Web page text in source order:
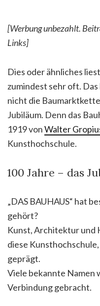
[Werbung unbezahlt.
Links]
Dies oder ähnliches
zumindest sehr oft.
nicht die
Jubiläum. Denn das
1919 vonWalter
Kunsthochschule.
100 Jahre – das
„DAS BAUHAUS“ hat
gehört?
Kunst, Architektur und
diese
geprägt.
Viele bekannte Namen
Verbindung gebracht.